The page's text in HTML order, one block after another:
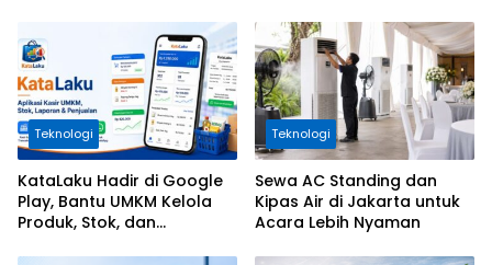
Teknologi
KataLaku Hadir di Google
Play, Bantu UMKM Kelola
Produk, Stok, dan
Teknologi
Sewa AC Standing dan
Kipas Air di Jakarta untuk
Acara Lebih Nyaman